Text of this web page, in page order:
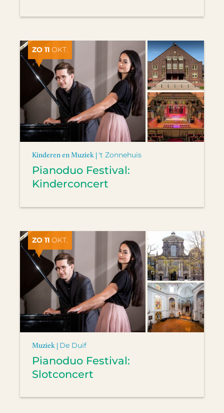
ZO 11 OKT.
Kinderen en Muziek | 't Zonnehuis
Pianoduo Festival:
Kinderconcert
ZO 11 OKT.
Muziek | De Duif
Pianoduo Festival:
Slotconcert